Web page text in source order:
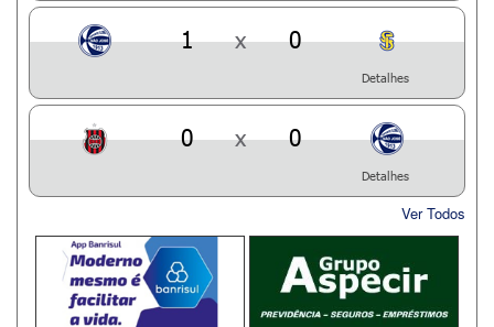
1 x 0
Detalhes
0 x 0
Detalhes
Ver Todos